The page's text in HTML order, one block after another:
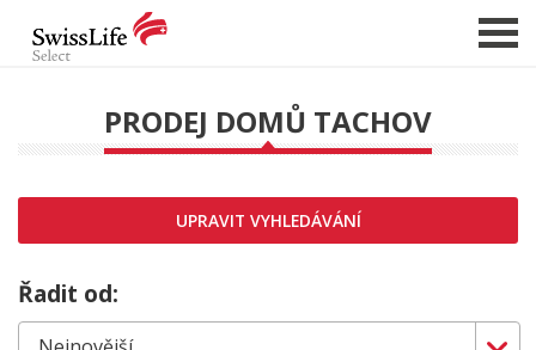
NABÍDKA NEMOVITOSTÍ
CHCI PRODAT / PRONAJMOUT
HLÍDAT NOVÉ NABÍDKY
CHCI OCENIT NEMOVITOST
O NÁS
PRODEJ DOMŮ TACHOV
UPRAVIT VYHLEDÁVÁNÍ
Řadit od: